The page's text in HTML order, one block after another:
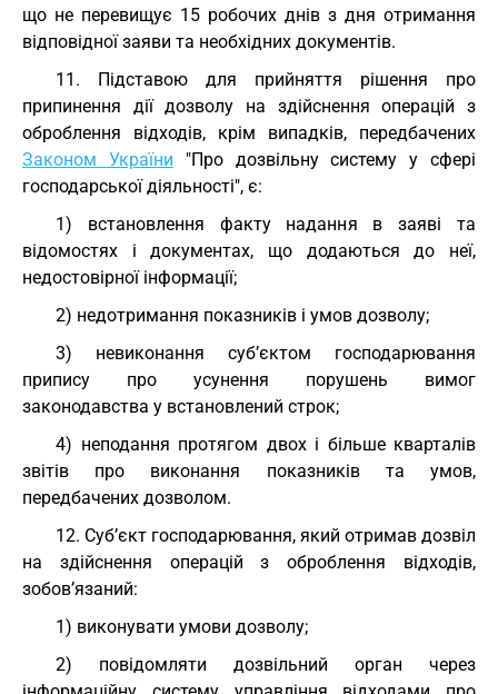
що не перевищує 15 робочих днів з дня отримання
відповідної заяви та необхідних документів.
11. Підставою для прийняття рішення про
припинення дії дозволу на здійснення операцій з
оброблення відходів, крім випадків, передбачених
Законом України "Про дозвільну систему у сфері
господарської діяльності", є:
1) встановлення факту надання в заяві та
відомостях і документах, що додаються до неї,
недостовірної інформації;
2) недотримання показників і умов дозволу;
3) невиконання суб’єктом господарювання
припису про усунення порушень вимог
законодавства у встановлений строк;
4) неподання протягом двох і більше кварталів
звітів про виконання показників та умов,
передбачених дозволом.
12. Суб’єкт господарювання, який отримав дозвіл
на здійснення операцій з оброблення відходів,
зобов’язаний:
1) виконувати умови дозволу;
2) повідомляти дозвільний орган через